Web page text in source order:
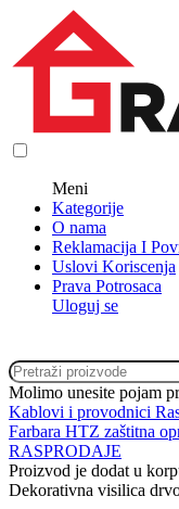
Meni
Kategorije
O nama
Reklamacija I
Uslovi Koriscenja
Prava Potrosaca
Uloguj se
Molimo unesite pojam
Kablovi i provodnici
Farbara HTZ zaštitna
RASPRODAJE
Proizvod je dodat u
Dekorativna visilica